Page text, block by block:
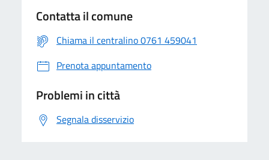
Contatta il comune
Chiama il centralino 0761 459041
Prenota appuntamento
Problemi in città
Segnala disservizio